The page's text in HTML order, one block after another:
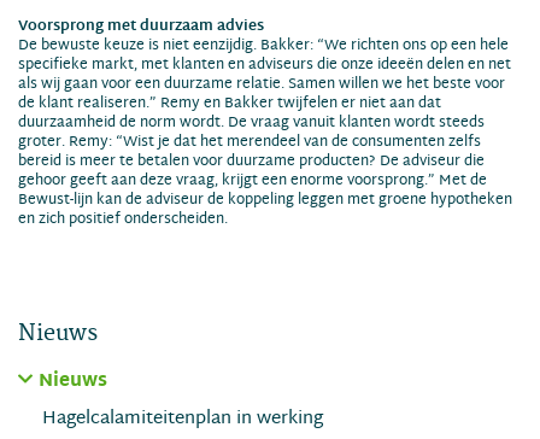
Voorsprong met duurzaam advies
De bewuste keuze is niet eenzijdig. Bakker: “We richten ons op een hele
specifieke markt, met klanten en adviseurs die onze ideeën delen en net
als wij gaan voor een duurzame relatie. Samen willen we het beste voor
de klant realiseren.” Remy en Bakker twijfelen er niet aan dat
duurzaamheid de norm wordt. De vraag vanuit klanten wordt steeds
groter. Remy: “Wist je dat het merendeel van de consumenten zelfs
bereid is meer te betalen voor duurzame producten? De adviseur die
gehoor geeft aan deze vraag, krijgt een enorme voorsprong.” Met de
Bewust-lijn kan de adviseur de koppeling leggen met groene hypotheken
en zich positief onderscheiden.
Nieuws
Nieuws
Hagelcalamiteitenplan in werking